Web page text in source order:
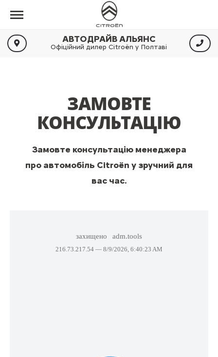
АВТОДРАЙВ АЛЬЯНС
Офіційний дилер Citroën у Полтаві
ЗАМОВТЕ
КОНСУЛЬТАЦІЮ
Замовте консультацію менеджера
про автомобіль Citroën у зручний для
вас час.